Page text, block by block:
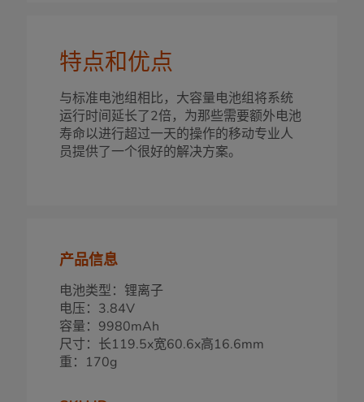
特点和优点
与标准电池组相比，大容量电池组将系统
运行时间延长了2倍，为那些需要额外电池
寿命以进行超过一天的操作的移动专业人
员提供了一个很好的解决方案。
产品信息
电池类型：锂离子
电压：3.84V
容量：9980mAh
尺寸：长119.5x宽60.6x高16.6mm
重：170g